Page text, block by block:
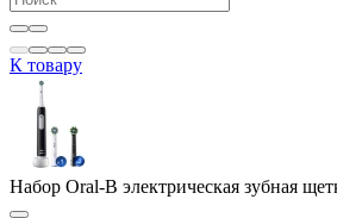
К товару
Набор Oral-B электрическая зубная